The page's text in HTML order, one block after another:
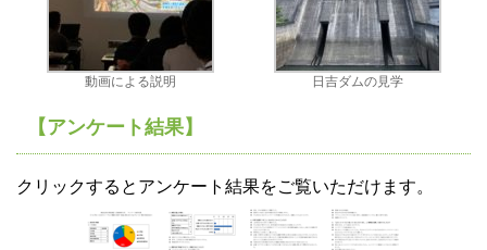
動画による説明 日吉ダムの見学
【アンケート結果】
クリックするとアンケート結果をご覧いただけます。